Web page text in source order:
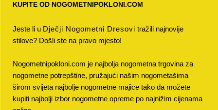
KUPITE OD NOGOMETNIPOKLONI.COM
Jeste li u Dječji Nogometni Dresovi tražili najnovije
stilove? Došli ste na pravo mjesto!
Nogometnipokloni.com je najbolja nogometna trgovina za
nogometne potrepštine, pružajući našim nogometašima
širom svijeta najbolje nogometne majice tako da možete
kupiti najbolji izbor nogometne opreme po najnižim cijenama